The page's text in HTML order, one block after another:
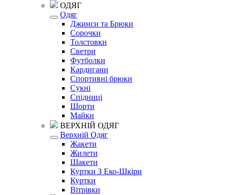
ОДЯГ
Одяг
Джинси та Брюки
Сорочки
Толстовки
Светри
Футболки
Кардигани
Спортивні брюки
Сукні
Спідниці
Шорти
Майки
ВЕРХНІЙ ОДЯГ
Верхній Одяг
Жакети
Жилети
Шакети
Куртки З Еко-Шкіри
Куртки
Вітрівки